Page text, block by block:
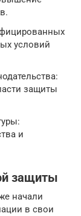
условий
защиты
и
защиты
начали
в свои